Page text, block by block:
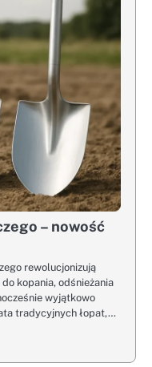
– nowość
rewolucjonizują
kopania, odśnieżania
wyjątkowo
tradycyjnych łopat,…